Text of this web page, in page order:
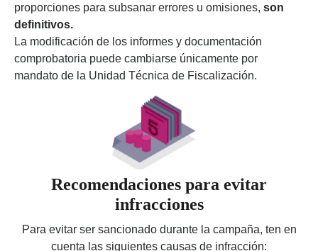
proporciones para subsanar errores u omisiones, son
definitivos.
La modificación de los informes y documentación
comprobatoria puede cambiarse únicamente por
mandato de la Unidad Técnica de Fiscalización.
Recomendaciones para evitar
infracciones
Para evitar ser sancionado durante la campaña, ten en
cuenta las siguientes causas de infracción: